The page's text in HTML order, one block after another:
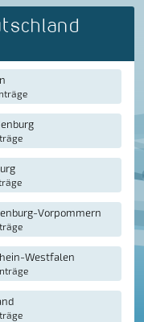
Vorpommern
Westfalen